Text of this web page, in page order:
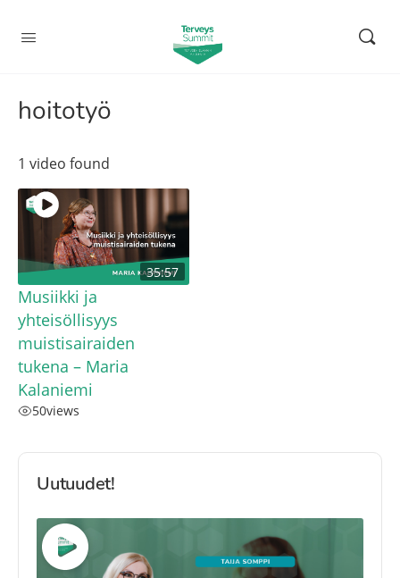
hoitotyö
1 video found
35:57
Musiikki ja
yhteisöllisyys
muistisairaiden
tukena – Maria
Kalaniemi
50views
Uutuudet!